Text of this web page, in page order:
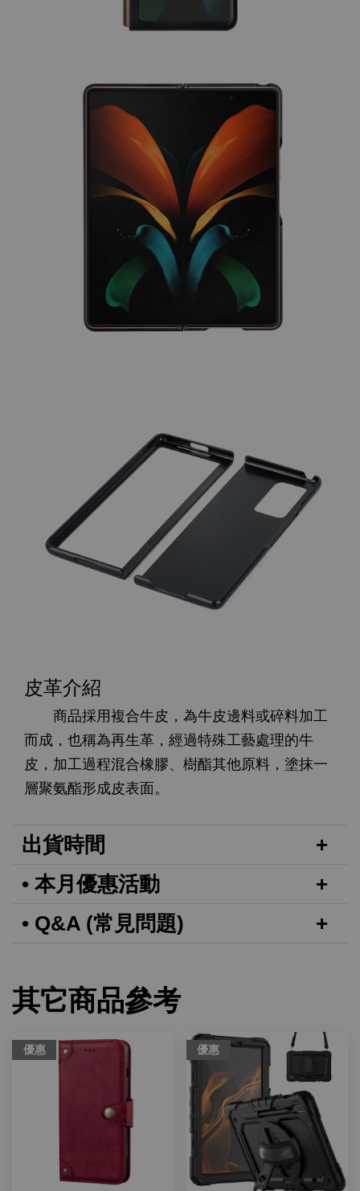
皮革介紹
商品採用複合牛皮，為牛皮邊料或碎料加工
而成，也稱為再生革，經過特殊工藝處理的牛
皮，加工過程混合橡膠、樹酯其他原料，塗抹一
層聚氨酯形成皮表面。
出貨時間
• 本月優惠活動
• Q&A (常見問題)
其它商品參考
優惠 優惠